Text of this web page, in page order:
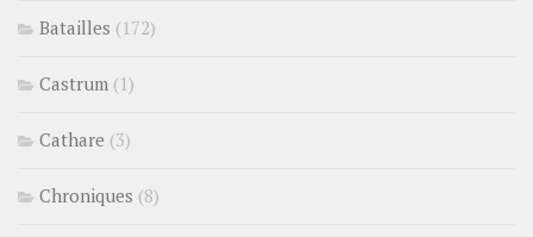
Batailles (172)
Castrum (1)
Cathare (3)
Chroniques (8)